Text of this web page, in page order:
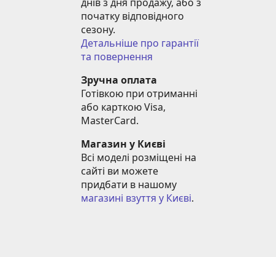
днів з дня продажу, або з
початку відповідного
сезону.
Детальніше про гарантії
та повернення
Зручна оплата
Готівкою при отриманні
або карткою Visa,
MasterCard.
Магазин у Києві
Всі моделі розміщені на
сайті ви можете
магазині взуття у Києві.